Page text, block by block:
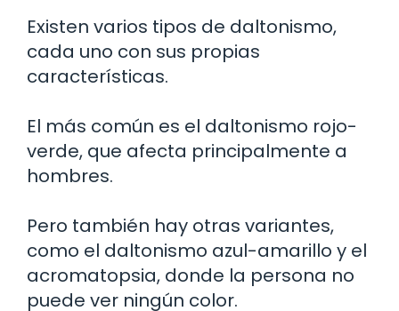
Existen varios tipos de daltonismo,
cada uno con sus propias
características.
El más común es el daltonismo rojo-
verde, que afecta principalmente a
hombres.
Pero también hay otras variantes,
como el daltonismo azul-amarillo y el
acromatopsia, donde la persona no
puede ver ningún color.